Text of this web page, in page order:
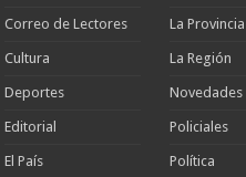
Correo de Lectores
Cultura
Deportes
Editorial
El País
La Provincia
La Región
Novedades
Policiales
Política